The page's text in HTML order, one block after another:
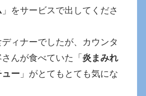
」をサービスで出してくださ
ィナーでしたが、カウンタ
んが食べていた「炎まみれ
ー 」がとてもとても気にな